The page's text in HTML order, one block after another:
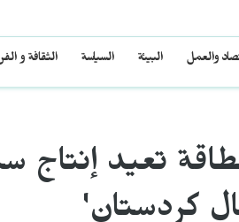
والعمل البيئة السياسة الثقافة و
تعيد إنتاج
كردستان'